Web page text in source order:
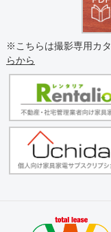
※こちらは撮影専用カ
らから